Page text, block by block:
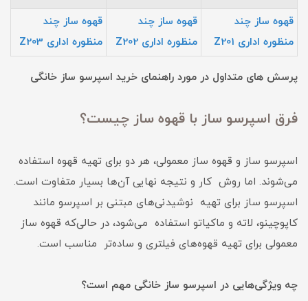
قهوه ساز چند
منظوره اداری Z201
قهوه ساز چند
منظوره اداری Z202
قهوه ساز چند
منظوره اداری Z203
پرسش های متداول در مورد راهنمای خرید اسپرسو ساز خانگی
فرق اسپرسو ساز با قهوه ساز چیست؟
اسپرسو ساز و قهوه ساز معمولی، هر دو برای تهیه قهوه استفاده
می‌شوند. اما روش کار و نتیجه نهایی آن‌ها بسیار متفاوت است.
اسپرسو ساز برای تهیه نوشیدنی‌های مبتنی بر اسپرسو مانند
کاپوچینو، لاته و ماکیاتو استفاده می‌شود، در حالی‌که قهوه ساز
معمولی برای تهیه قهوه‌های فیلتری و ساده‌تر مناسب است.
چه ویژگی‌هایی در اسپرسو ساز خانگی مهم است؟